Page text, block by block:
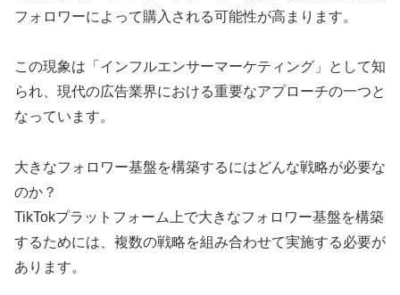
フォロワーによって購入される可能性が高まります。
この現象は「インフルエンサーマーケティング」として知
られ、現代の広告業界における重要なアプローチの一つと
なっています。
大きなフォロワー基盤を構築するにはどんな戦略が必要な
のか？
TikTokプラットフォーム上で大きなフォロワー基盤を構築
するためには、複数の戦略を組み合わせて実施する必要が
あります。